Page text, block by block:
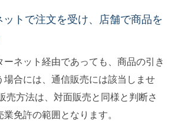
トで注文を受け、店舗で商品を
ーネット経由であっても、商品の引き
場合には、通信販売には該当しませ
売方法は、対面販売と同様と判断さ
免許の範囲となります。